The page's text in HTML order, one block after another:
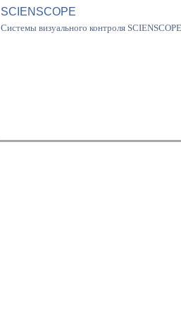
SCIENSCOPE
Системы визуального контроля SCIENSCOPE